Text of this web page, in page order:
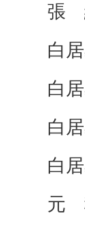
張
白
白
白
白
元